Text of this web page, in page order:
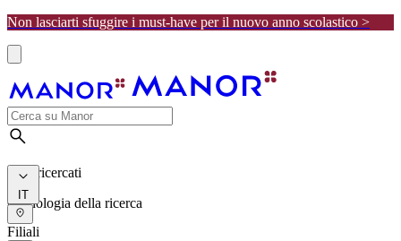
Non lasciarti sfuggire i must-have per il nuovo anno scolastico >
I più ricercati
Cronologia della ricerca
IT
Filiali